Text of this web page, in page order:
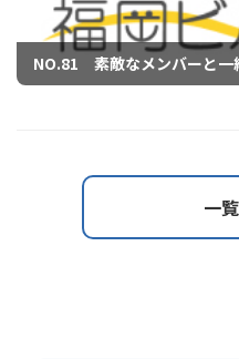
NO.81 素敵なメンバーと一
一